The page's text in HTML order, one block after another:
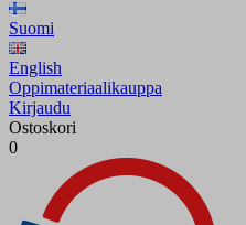
Suomi
English
Oppimateriaalikauppa
Kirjaudu
Ostoskori
0